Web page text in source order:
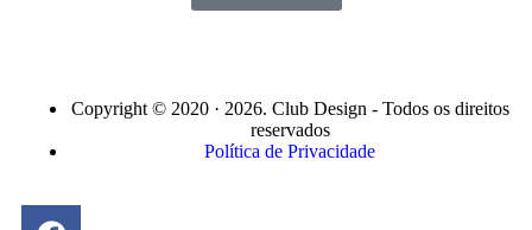
Copyright © 2020 · 2026. Club Design - Todos os direitos
reservados
Política de Privacidade